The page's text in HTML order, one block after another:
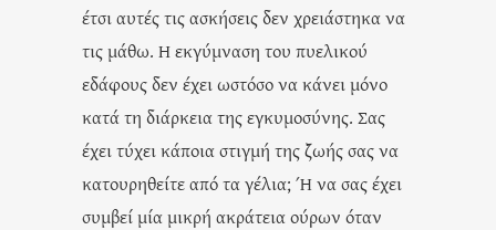
έτσι αυτές τις ασκήσεις δεν χρειάστηκα να
τις μάθω. Η εκγύμναση του πυελικού
εδάφους δεν έχει ωστόσο να κάνει μόνο
κατά τη διάρκεια της εγκυμοσύνης. Σας
έχει τύχει κάποια στιγμή της ζωής σας να
κατουρηθείτε από τα γέλια; Ή να σας έχει
συμβεί μία μικρή ακράτεια ούρων όταν